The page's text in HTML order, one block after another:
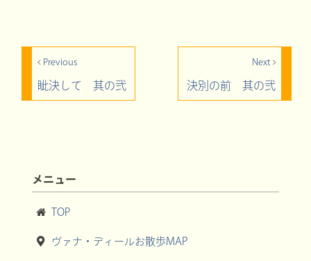
Previous
眦決して 其の弐
Next
決別の前 其の弐
メニュー
TOP
ヴァナ・ディールお散歩MAP